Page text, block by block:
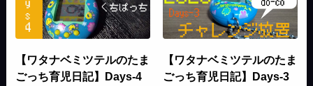
【ワタナベミツテルのたま
ごっち育児日記】Days-4
【ワタナベミツテルのたま
ごっち育児日記】Days-3